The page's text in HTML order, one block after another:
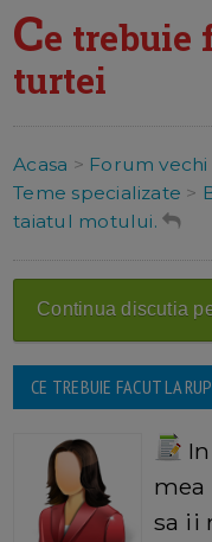
Ce trebuie
turtei
Acasa > Forum vechi
Teme specializate >
taiatul motului.
Continua discutia
CE TREBUIE FACUT LA
sa ii